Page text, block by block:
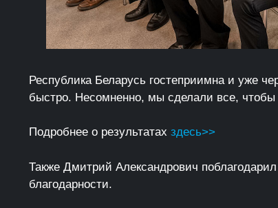
Республика Беларусь гостеприимна и уже
быстро. Несомненно, мы сделали все, чтобы
Подробнее о результатах здесь>>
Также Дмитрий Александрович
благодарности.